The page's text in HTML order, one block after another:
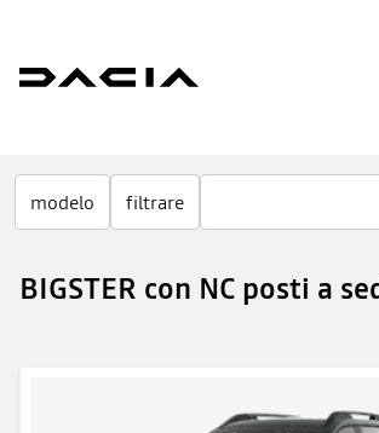
modelo filtrare
BIGSTER con NC posti a